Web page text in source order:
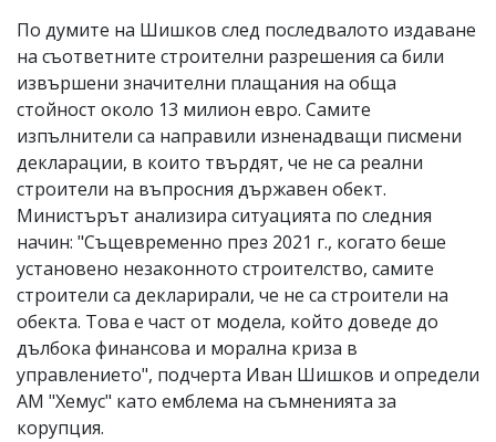
По думите на Шишков след последвалото издаване
на съответните строителни разрешения са били
извършени значителни плащания на обща
стойност около 13 милион евро. Самите
изпълнители са направили изненадващи писмени
декларации, в които твърдят, че не са реални
строители на въпросния държавен обект.
Министърът анализира ситуацията по следния
начин: "Същевременно през 2021 г., когато беше
установено незаконното строителство, самите
строители са декларирали, че не са строители на
обекта. Това е част от модела, който доведе до
дълбока финансова и морална криза в
управлението", подчерта Иван Шишков и определи
АМ "Хемус" като емблема на съмненията за
корупция.